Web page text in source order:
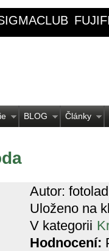
BLOG Články
Autor: fotolad
Uloženo na
V kategorii
Hodnocení: